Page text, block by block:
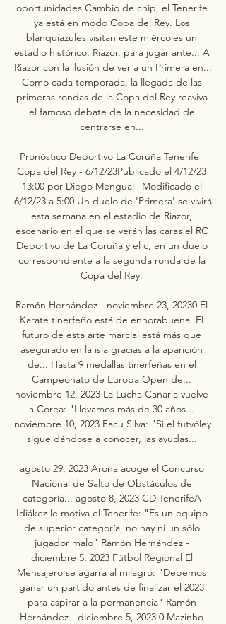
oportunidades Cambio de chip, el Tenerife
ya está en modo Copa del Rey. Los
blanquiazules visitan este miércoles un
estadio histórico, Riazor, para jugar ante... A
Riazor con la ilusión de ver a un Primera en...
Como cada temporada, la llegada de las
primeras rondas de la Copa del Rey reaviva
el famoso debate de la necesidad de
centrarse en...
Pronóstico Deportivo La Coruña Tenerife |
Copa del Rey - 6/12/23Publicado el 4/12/23
13:00 por Diego Mengual | Modificado el
6/12/23 a 5:00 Un duelo de 'Primera' se vivirá
esta semana en el estadio de Riazor,
escenario en el que se verán las caras el RC
Deportivo de La Coruña y el c, en un duelo
correspondiente a la segunda ronda de la
Copa del Rey.
Ramón Hernández - noviembre 23, 20230 El
Karate tinerfeño está de enhorabuena. El
futuro de esta arte marcial está más que
asegurado en la isla gracias a la aparición
de... Hasta 9 medallas tinerfeñas en el
Campeonato de Europa Open de...
noviembre 12, 2023 La Lucha Canaria vuelve
a Corea: "Llevamos más de 30 años...
noviembre 10, 2023 Facu Silva: "Si el futvóley
sigue dándose a conocer, las ayudas...
agosto 29, 2023 Arona acoge el Concurso
Nacional de Salto de Obstáculos de
categoría... agosto 8, 2023 CD TenerifeA
Idiákez le motiva el Tenerife: "Es un equipo
de superior categoría, no hay ni un sólo
jugador malo" Ramón Hernández -
diciembre 5, 2023 Fútbol Regional El
Mensajero se agarra al milagro: "Debemos
ganar un partido antes de finalizar el 2023
para aspirar a la permanencia" Ramón
Hernández - diciembre 5, 2023 0 Mazinho